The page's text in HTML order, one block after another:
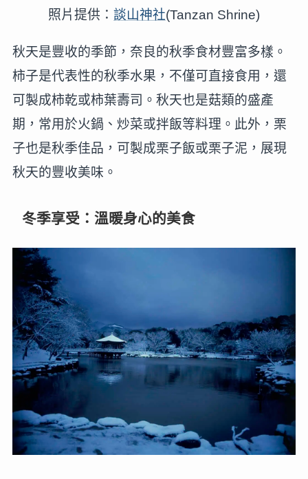
照片提供： 談山神社(Tanzan Shrine)
秋天是豐收的季節，奈良的秋季食材豐富多樣。
柿子是代表性的秋季水果，不僅可直接食用，還
可製成柿乾或柿葉壽司。秋天也是菇類的盛產
期，常用於火鍋、炒菜或拌飯等料理。此外，栗
子也是秋季佳品，可製成栗子飯或栗子泥，展現
秋天的豐收美味。
冬季享受：溫暖身心的美食